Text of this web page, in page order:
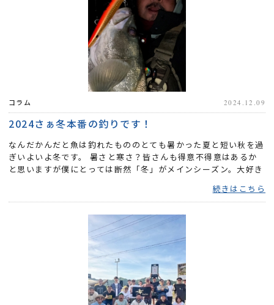
コラム 2024.12.09
2024さぁ冬本番の釣りです！
なんだかんだと魚は釣れたもののとても暑かった夏と短い秋を過
ぎいよいよ冬です。 暑さと寒さ？皆さんも得意不得意はあるか
と思いますが僕にとっては断然「冬」がメインシーズン。大好き
続きはこちら